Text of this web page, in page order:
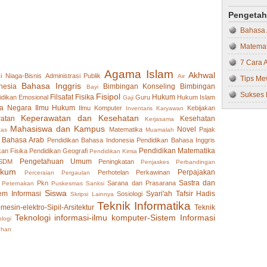
Niaga-Bisnis Administrasi Publik Agama Islam Air Akhwal
Bahasa Inggris Bayi Bimbingan Konseling
Bimbingan
Emosional Filsafat Fisika Fisipol Gaji Guru Hukum Hukum Islam
Negara Ilmu Hukum Ilmu Komputer Inventaris Karyawan
Kebijakan
Keperawatan dan Kesehatan Kerjasama
Kesehatan
Mahasiswa dan Kampus Matematika Muamalah Novel
Pajak
Arab Pendidikan Bahasa Indonesia Pendidikan Bahasa Inggris
Fisika Pendidikan Geografi Pendidikan Kimia Pendidikan Matematika
Pengetahuan Umum Peningkatan Penjaskes Perbandingan
Perceraian Pergaulan Perhotelan Perkawinan
Perpajakan
Peternakan Pkn Puskesmas Sanksi Sarana dan Prasarana Sastra dan
Informasi Siswa Skripsi Lainnya Sosiologi Syari'ah Tafsir Hadis
elektro-Sipil-Arsitektur Teknik Informatika Teknik
Teknologi informasi-ilmu komputer-Sistem Informasi
MIPA
Olah
Pindah-
Tips
Cara
Tips
Bahasa
7 Cara
Tips
Sukses
Sukses